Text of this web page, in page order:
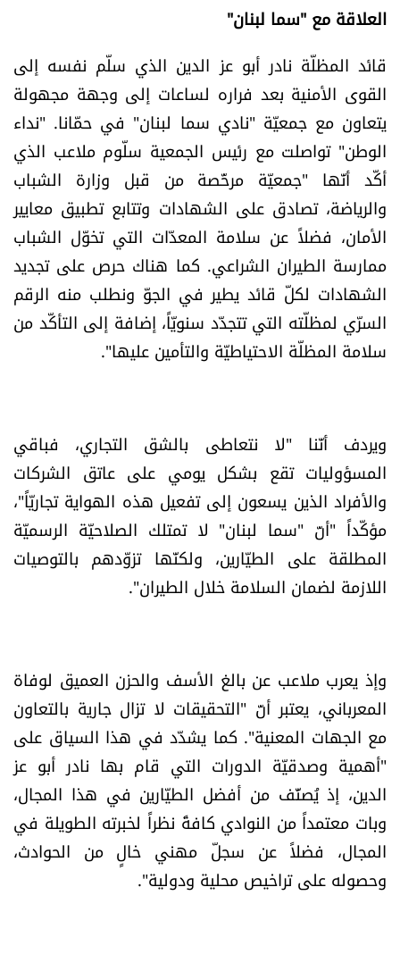
سجالات
صحّة وصحن
الرياضة
منوّعات
حظّك اليوم
للتاريخ
فيديو
للتواصل معنا
شروط الاستخدام
شروط الإشتراك
Digital solutions by
العلاقة مع "سما لبنان"
قائد المظلّة نادر أبو عز الدين الذي سلّم نفسه إلى
القوى الأمنية بعد فراره لساعات إلى وجهة مجهولة
يتعاون مع جمعيّة "نادي سما لبنان" في حمّانا. "نداء
الوطن" تواصلت مع رئيس الجمعية سلّوم ملاعب الذي
أكّد أنّها "جمعيّة مرخّصة من قبل وزارة الشباب
والرياضة، تصادق على الشهادات وتتابع تطبيق معايير
الأمان، فضلاً عن سلامة المعدّات التي تخوّل الشباب
ممارسة الطيران الشراعي. كما هناك حرص على تجديد
الشهادات لكلّ قائد يطير في الجوّ ونطلب منه الرقم
السرّي لمظلّته التي تتجدّد سنويّاً، إضافة إلى التأكّد من
سلامة المظلّة الاحتياطيّة والتأمين عليها".
ويردف أنّنا "لا نتعاطى بالشق التجاري، فباقي
المسؤوليات تقع بشكل يومي على عاتق الشركات
والأفراد الذين يسعون إلى تفعيل هذه الهواية تجاريّاً"،
مؤكّداً "أنّ "سما لبنان" لا تمتلك الصلاحيّة الرسميّة
المطلقة على الطيّارين، ولكنّها تزوّدهم بالتوصيات
اللازمة لضمان السلامة خلال الطيران".
وإذ يعرب ملاعب عن بالغ الأسف والحزن العميق لوفاة
المعرباني، يعتبر أنّ "التحقيقات لا تزال جارية بالتعاون
مع الجهات المعنية". كما يشدّد في هذا السياق على
"أهمية وصدقيّة الدورات التي قام بها نادر أبو عز
الدين، إذ يُصنَّف من أفضل الطيّارين في هذا المجال،
وبات معتمداً من النوادي كافةً نظراً لخبرته الطويلة في
المجال، فضلاً عن سجلّ مهني خالٍ من الحوادث،
وحصوله على تراخيص محلية ودولية".